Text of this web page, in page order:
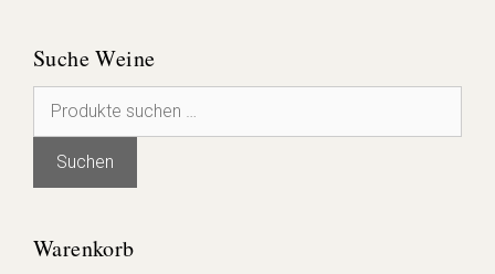
Suche Weine
Suchen
Suchen
Warenkorb